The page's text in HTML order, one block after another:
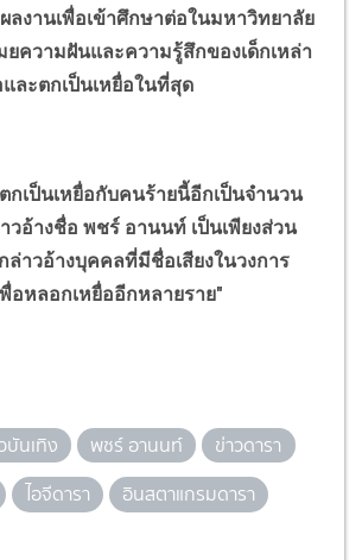
ลงานเพื่อเข้าศึกษาต่อในมหาวิทยาลัย
ความฝันและความรู้สึกของเด็กเหล่า
ละตกเป็นเหยื่อในที่สุด
กเป็นเหยื่อกับคนร้ายนี้อีกเป็นจำนวน
วอ้างชื่อ พชร์ อานนท์ เป็นเพียงส่วน
ล่าวอ้างบุคคลที่มีชื่อเสียงในวงการ
อหลอกเหยื่ออีกหลายราย"
บันเทิง พชร์ อานนท์
ข่าวดารา
ไอจีดารา
อินสตาแกรมดารา